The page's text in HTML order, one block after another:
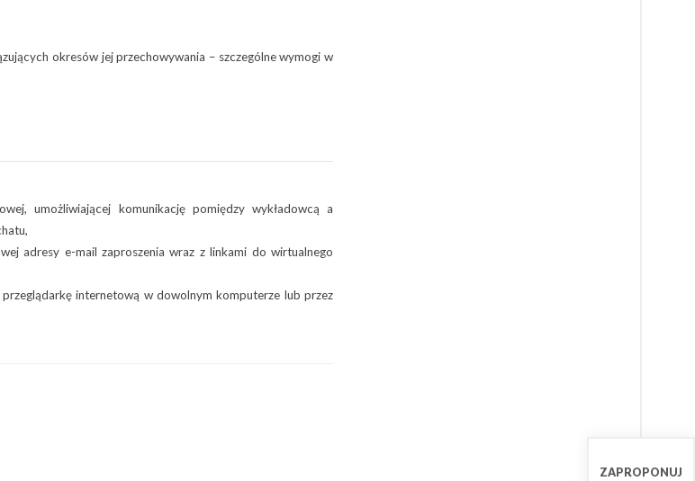
ZAPROPONUJ
okresów jej przechowywania – szczególne wymogi w
umożliwiającej komunikację pomiędzy wykładowcą a
adresy e-mail zaproszenia wraz z linkami do wirtualnego
internetową w dowolnym komputerze lub przez